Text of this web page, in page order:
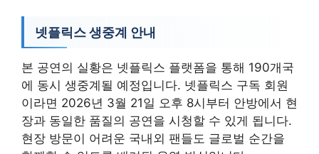
넷플릭스 생중계 안내
본 공연의 실황은 넷플릭스 플랫폼을 통해 190개국
에 동시 생중계될 예정입니다. 넷플릭스 구독 회원
이라면 2026년 3월 21일 오후 8시부터 안방에서 현
장과 동일한 품질의 공연을 시청할 수 있게 됩니다.
현장 방문이 어려운 국내외 팬들도 글로벌 순간을